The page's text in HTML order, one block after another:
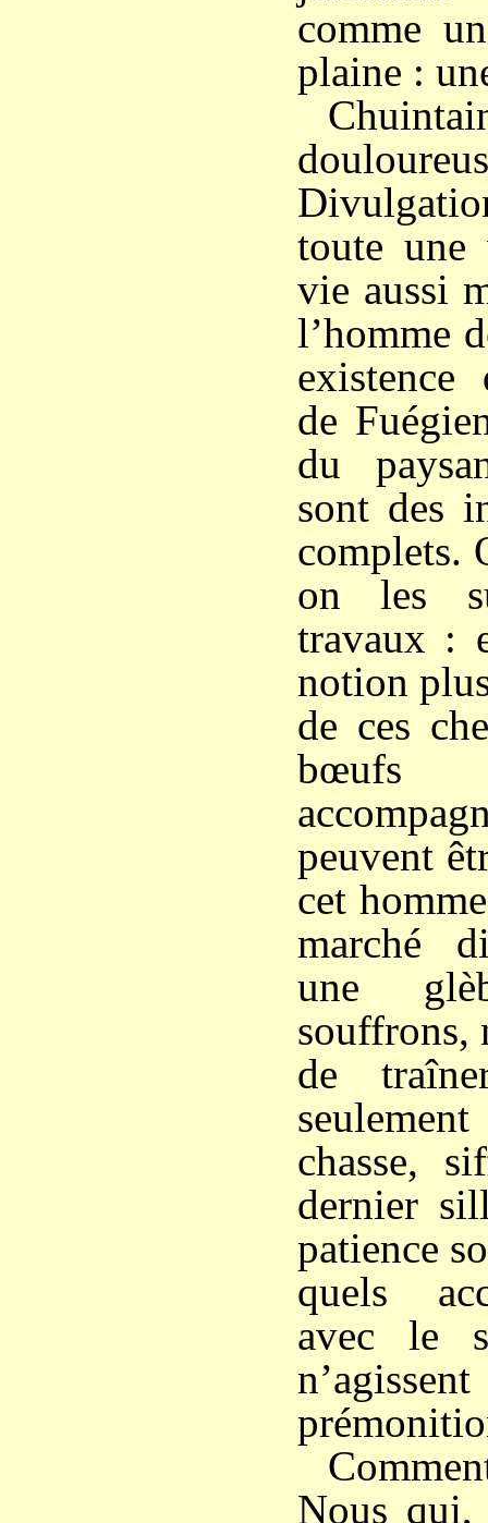
comme
plaine :
toute une
vie aussi
l’homme
existence
de
du
sont des
complets.
on les
travaux :
notion
de ces
peuvent
cet
marché
une
souffrons,
de
chasse,
dernier
patience
quels
avec le
Nous qui,